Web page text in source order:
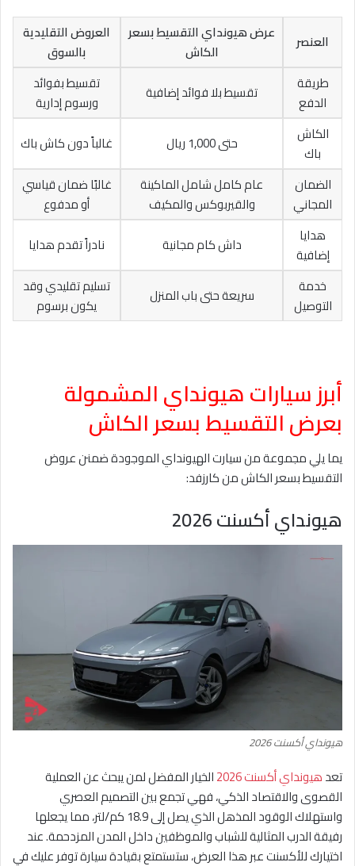
العنصر
عرض هيونداي التقسيط بسعر
الكاش
العروض التقليدية
بالسوق
طريقة
الدفع
تقسيط بلا فوائد إضافية
تقسيط بفوائد
ورسوم إدارية
الكاش
باك
حتى 1,000 ريال
غالباً دون كاش باك
الضمان
المجاني
عام كامل شامل الماكينة
والقيربوكس والمكيف
غالبًا ضمان قياسي
أو مدفوع
هدايا
إضافية
داش كام مجانية
نادراً تقدم هدايا
خدمة
التوصيل
سريعة حتى باب المنزل
تسليم تقليدي وقد
يكون برسوم
أبرز سيارات هيونداي المشمولة
بعرض التقسيط بسعر الكاش
يما يلي مجموعة من سيارت الهيونداي الموجودة ضمنن عروض
التقسيط بسعر الكاش من كارزفد:
هيونداي أكسنت 2026
هيونداي أكسنت 2026
تعدهيونداي أكسنت 2026
الخيار المفضل لمن يبحث عن العملية
القصوى والاقتصاد الذكي، فهي تجمع بين التصميم العصري
واستهلاك الوقود المذهل الذي يصل إلى 18.9 كم/لتر، مما يجعلها
رفيقة الدرب المثالية للشباب والموظفين داخل المدن المزدحمة. عند
اختيارك للأكسنت عبر هذا العرض، ستستمتع بقيادة سيارة توفر عليك في